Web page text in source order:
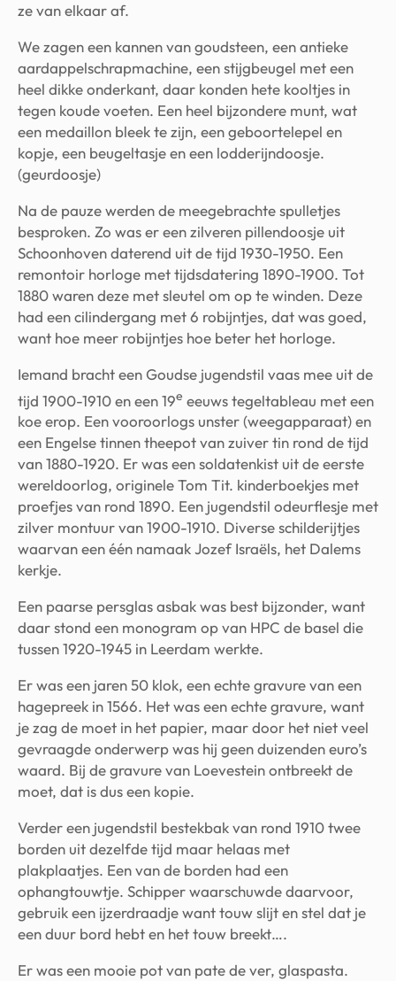
ze van elkaar af.
We zagen een kannen van goudsteen, een antieke
aardappelschrapmachine, een stijgbeugel met een
heel dikke onderkant, daar konden hete kooltjes in
tegen koude voeten. Een heel bijzondere munt, wat
een medaillon bleek te zijn, een geboortelepel en
kopje, een beugeltasje en een lodderijndoosje.
(geurdoosje)
Na de pauze werden de meegebrachte spulletjes
besproken. Zo was er een zilveren pillendoosje uit
Schoonhoven daterend uit de tijd 1930-1950. Een
remontoir horloge met tijdsdatering 1890-1900. Tot
1880 waren deze met sleutel om op te winden. Deze
had een cilindergang met 6 robijntjes, dat was goed,
want hoe meer robijntjes hoe beter het horloge.
Iemand bracht een Goudse jugendstil vaas mee uit de
tijd 1900-1910 en een 19e eeuws tegeltableau met een
koe erop. Een vooroorlogs unster (weegapparaat) en
een Engelse tinnen theepot van zuiver tin rond de tijd
van 1880-1920. Er was een soldatenkist uit de eerste
wereldoorlog, originele Tom Tit. kinderboekjes met
proefjes van rond 1890. Een jugendstil odeurflesje met
zilver montuur van 1900-1910. Diverse schilderijtjes
waarvan een één namaak Jozef Israëls, het Dalems
kerkje.
Een paarse persglas asbak was best bijzonder, want
daar stond een monogram op van HPC de basel die
tussen 1920-1945 in Leerdam werkte.
Er was een jaren 50 klok, een echte gravure van een
hagepreek in 1566. Het was een echte gravure, want
je zag de moet in het papier, maar door het niet veel
gevraagde onderwerp was hij geen duizenden euro’s
waard. Bij de gravure van Loevestein ontbreekt de
moet, dat is dus een kopie.
Verder een jugendstil bestekbak van rond 1910 twee
borden uit dezelfde tijd maar helaas met
plakplaatjes. Een van de borden had een
ophangtouwtje. Schipper waarschuwde daarvoor,
gebruik een ijzerdraadje want touw slijt en stel dat je
een duur bord hebt en het touw breekt….
Er was een mooie pot van pate de ver, glaspasta.